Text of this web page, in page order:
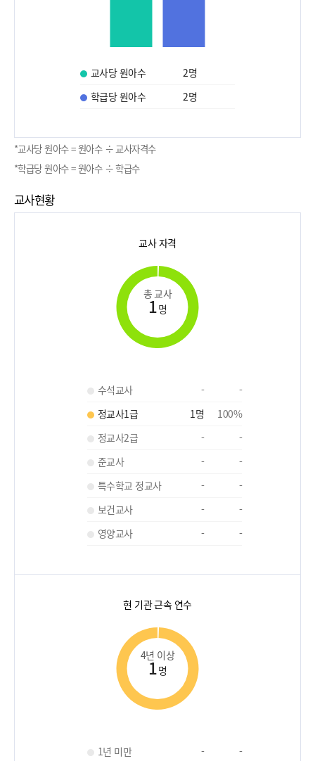
교사당 원아수 2명
학급당 원아수
2명
*교사당 원아수 = 원아수 ÷ 교사자격수
*학급당 원아수 = 원아수 ÷ 학급수
교사현황
교사 자격
총 교사
1명
수석교사 -
-
정교사1급
1명 100%
정교사2급
-
-
준교사
-
-
특수학교 정교사
-
-
보건교사
-
-
영양교사
- -
현 기관 근속 연수
4년 이상
1명
1년 미만 -
-